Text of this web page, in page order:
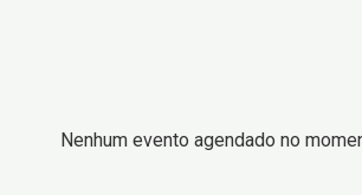
Nenhum evento agendado no